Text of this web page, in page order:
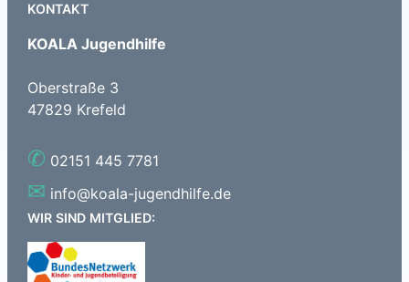
KONTAKT
KOALA Jugendhilfe
Oberstraße 3
47829 Krefeld
✆ 02151 445 7781
✉ info@koala-jugendhilfe.de
WIR SIND MITGLIED: